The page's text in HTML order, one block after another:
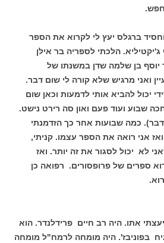
ברגלס יעץ לי לקרוא את הספר
הלכתי לספריה בר אילן
יוסף בן שלמה שדן במשנתו של
ואני מרגיש שלא קורה לי שום דבר.
יכול להביא אותי לדמעות וכאן שום
שבוע ועוד פעם ואון סה רירט נישט.
דבר). כמה שבועות אחר כך הזדמנתי
אני רואה את הספר עצמו. קניתי,
לא יכול לסגור את זה יותר. ואז
ספרים של פרופסורים. רפואה כן
אתו. היה רב חיים פרידלנדר. הוא
בפוניבז'. היה מומחה לרמח"ל מומחה